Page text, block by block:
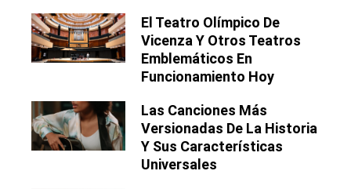
El Teatro Olímpico De
Vicenza Y Otros Teatros
Emblemáticos En
Funcionamiento Hoy
Las Canciones Más
Versionadas De La Historia
Y Sus Características
Universales